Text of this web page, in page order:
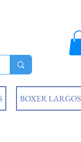
BOXER LARGOS